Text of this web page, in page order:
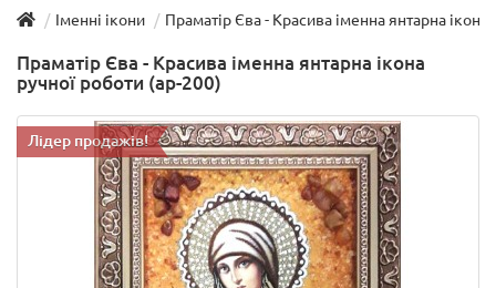
Іменні ікони Праматір Єва - Красива іменна янтарна ікона
Праматір Єва - Красива іменна янтарна ікона
ручної роботи (ар-200)
Лідер продажів!